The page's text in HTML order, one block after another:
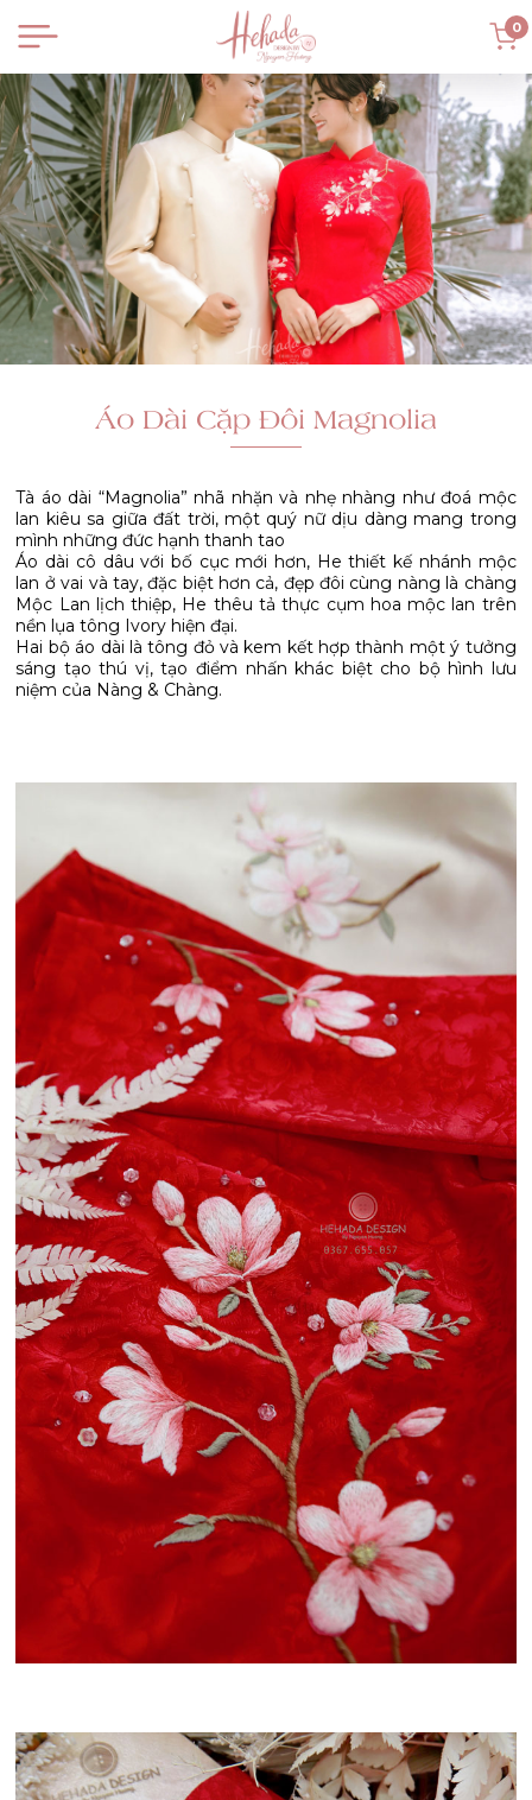
0
Áo Dài Cặp Đôi Magnolia
Tà áo dài “Magnolia” nhã nhặn và nhẹ nhàng như đoá mộc
lan kiêu sa giữa đất trời, một quý nữ dịu dàng mang trong
mình những đức hạnh thanh tao
Áo dài cô dâu với bố cục mới hơn, He thiết kế nhánh mộc
lan ở vai và tay, đặc biệt hơn cả, đẹp đôi cùng nàng là chàng
Mộc Lan lịch thiệp, He thêu tả thực cụm hoa mộc lan trên
nền lụa tông Ivory hiện đại.
Hai bộ áo dài là tông đỏ và kem kết hợp thành một ý tưởng
sáng tạo thú vị, tạo điểm nhấn khác biệt cho bộ hình lưu